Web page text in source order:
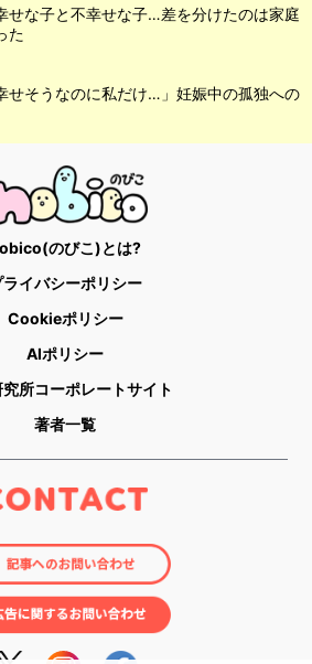
せな子と不幸せな子…差を分けたのは家庭
た
せそうなのに私だけ…」妊娠中の孤独への
のびこ)とは?
ライバシーポリシー
Cookieポリシー
AIポリシー
所コーポレートサイト
著者一覧